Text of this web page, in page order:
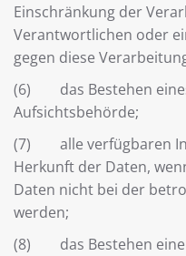
Einschränkung der
Verantwortlichen oder
gegen diese
(6) das Bestehen
Aufsichtsbehörde;
(7) alle verfügbaren
Herkunft der Daten,
Daten nicht bei der
werden;
(8) das Bestehen